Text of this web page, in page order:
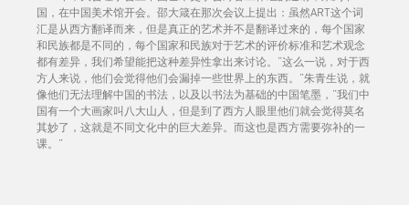
国，在中国美术馆开会。邵大箴在那次会议上提出：虽然ART这个词
汇是从西方翻译而来，但是真正的艺术并不是翻译过来的，每个国家
和民族都是不同的，每个国家和民族对于艺术的评价标准和艺术观念
都有差异，我们希望能把这种差异性拿出来讨论。“这么一说，对于西
方人来说，他们会觉得他们会漏掉一些世界上的东西。”朱青生说，就
像他们无法理解中国的书法，以及以书法为基础的中国笔墨，“我们中
国有一个大画家叫八大山人，但是到了西方人眼里他们就会觉得莫名
其妙了，这就是不同文化中的巨大差异。而这也是西方需要弥补的一
课。”